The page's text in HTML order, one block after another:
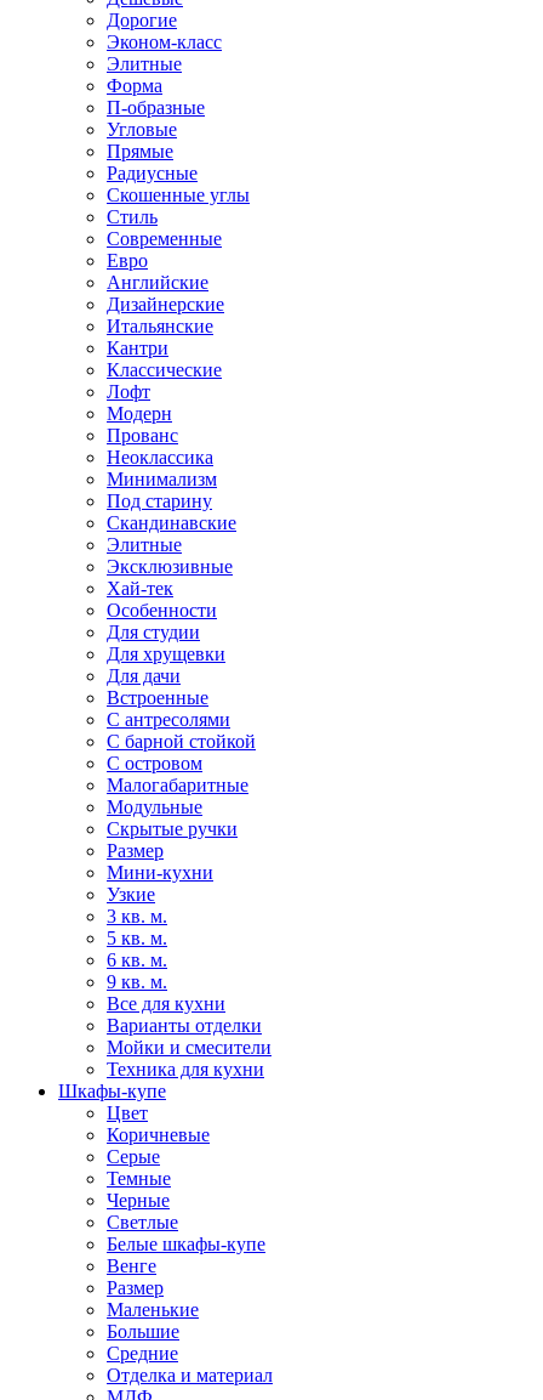
Дорогие
Эконом-класс
Элитные
Форма
П-образные
Угловые
Прямые
Радиусные
Скошенные углы
Стиль
Современные
Евро
Английские
Дизайнерские
Итальянские
Кантри
Классические
Лофт
Модерн
Прованс
Неоклассика
Минимализм
Под старину
Скандинавские
Элитные
Эксклюзивные
Хай-тек
Особенности
Для студии
Для хрущевки
Для дачи
Встроенные
С антресолями
С барной стойкой
С островом
Малогабаритные
Модульные
Скрытые ручки
Размер
Мини-кухни
Узкие
3 кв. м.
5 кв. м.
6 кв. м.
9 кв. м.
Все для кухни
Варианты отделки
Мойки и смесители
Техника для кухни
Шкафы-купе
Цвет
Коричневые
Серые
Темные
Черные
Светлые
Белые шкафы-купе
Венге
Размер
Маленькие
Большие
Средние
Отделка и материал